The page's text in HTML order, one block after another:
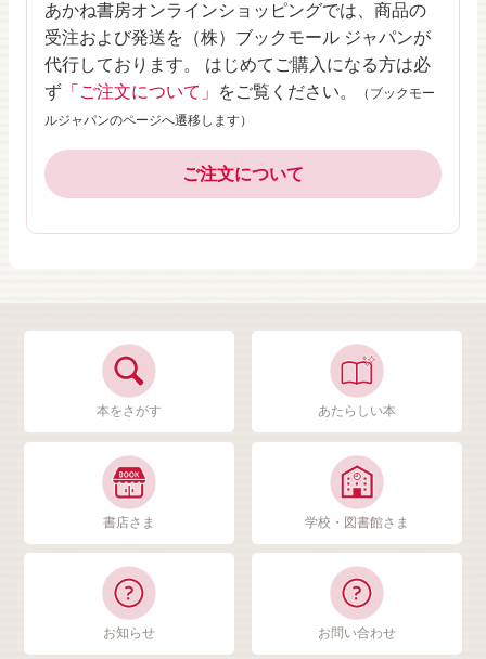
あかね書房オンラインショッピングでは、商品の
受注および発送を（株）ブックモール ジャパンが
代行しております。 はじめてご購入になる方は必
ず 「ご注文について」 をご覧ください。
（ブックモー
ルジャパンのページへ遷移します）
ご注文について
本をさがす あたらしい本
書店さま 学校・図書館さま
お知らせ お問い合わせ